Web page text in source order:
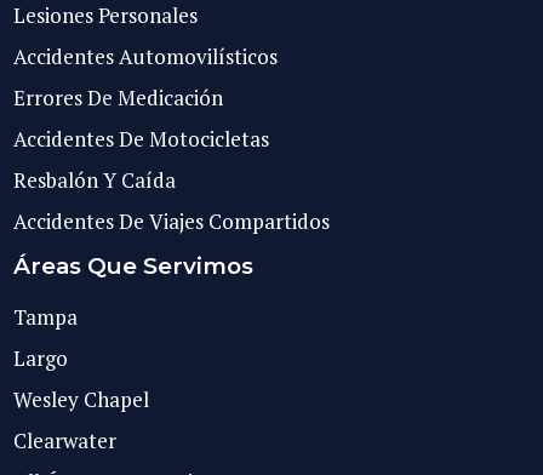
Lesiones Personales
Accidentes Automovilísticos
Errores De Medicación
Accidentes De Motocicletas
Resbalón Y Caída
Accidentes De Viajes Compartidos
Áreas Que Servimos
Tampa
Largo
Wesley Chapel
Clearwater